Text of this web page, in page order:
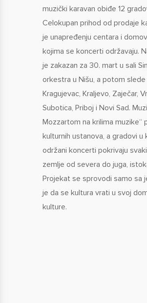
muzički karavan obiđe 12
Celokupan prihod od prodaje
je unapređenju centara i
kojima se koncerti održavaju.
je zakazan za 30. mart u sali
orkestra u Nišu, a potom slede
Kragujevac, Kraljevo, Zaječar,
Subotica, Priboj i Novi Sad.
Mozzartom na krilima muzike“
kulturnih ustanova, a gradovi u
održani koncerti pokrivaju
zemlje od severa do juga,
Projekat se sprovodi samo sa
je da se kultura vrati u svoj
kulture.